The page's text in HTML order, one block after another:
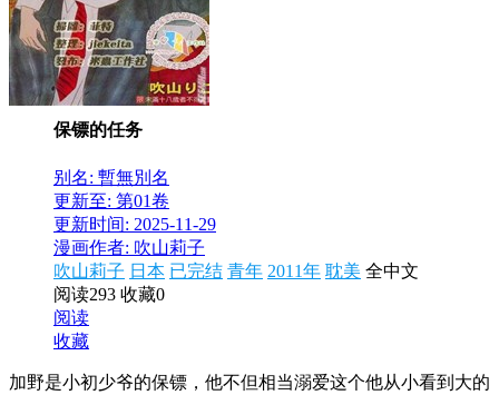
保镖的任务
别名: 暫無別名
更新至: 第01卷
更新时间: 2025-11-29
漫画作者: 吹山莉子
吹山莉子 日本 已完结 青年 2011年 耽美 全中文
阅读293 收藏0
阅读
收藏
加野是小初少爷的保镖，他不但相当溺爱这个他从小看到大的